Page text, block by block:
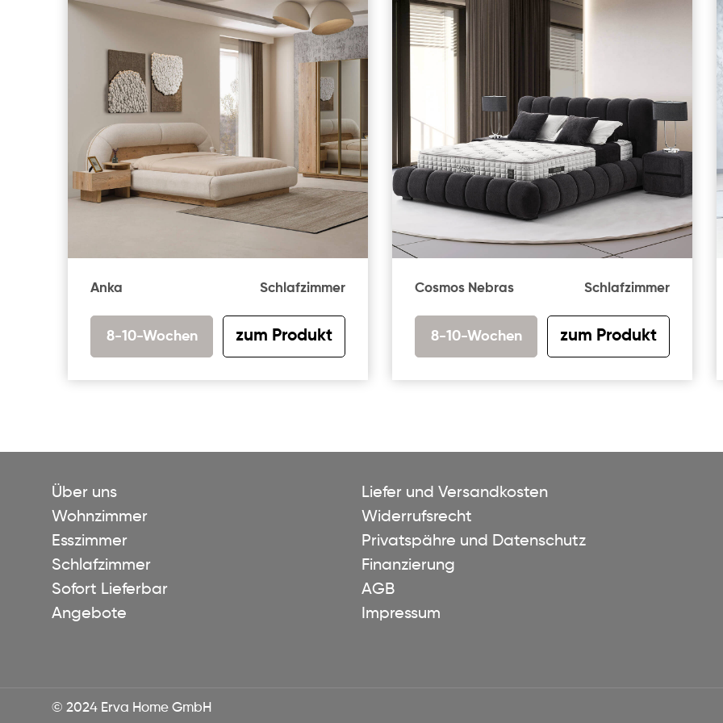
Anka Schlafzimmer
8-10-Wochen zum Produkt
Cosmos Nebras Schlafzimmer
8-10-Wochen zum Produkt
Über uns
Wohnzimmer
Esszimmer
Schlafzimmer
Sofort Lieferbar
Angebote
Liefer und Versandkosten
Widerrufsrecht
Privatspähre und Datenschutz
Finanzierung
AGB
Impressum
© 2024 Erva Home GmbH